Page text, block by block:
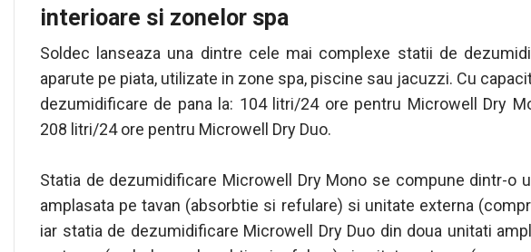
interioare si zonelor spa
Soldec lanseaza una dintre cele mai complexe statii de
aparute pe piata, utilizate in zone spa, piscine sau jacuzzi. Cu
dezumidificare de pana la: 104 litri/24 ore pentru Microwell Dry
208 litri/24 ore pentru Microwell Dry Duo.
Statia de dezumidificare Microwell Dry Mono se compune dintr-o
amplasata pe tavan (absorbtie si refulare) si unitate externa
iar statia de dezumidificare Microwell Dry Duo din doua unitati